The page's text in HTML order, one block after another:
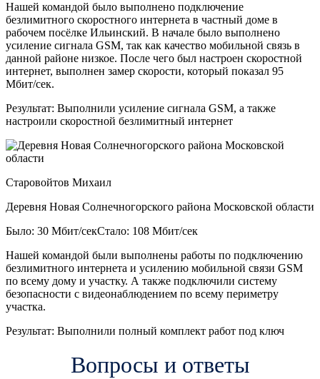
Нашей командой было выполнено подключение
безлимитного скоростного интернета в частный доме в
рабочем посёлке Ильинский. В начале было выполнено
усиление сигнала GSM, так как качество мобильной связь в
данной районе низкое. После чего был настроен скоростной
интернет, выполнен замер скорости, который показал 95
Мбит/сек.
Результат: Выполнили усиление сигнала GSM, а также
настроили скоростной безлимитный интернет
Старовойтов Михаил
Деревня Новая Солнечногорского района Московской области
Было: 30 Мбит/секСтало: 108 Мбит/сек
Нашей командой были выполнены работы по подключению
безлимитного интернета и усилению мобильной связи GSM
по всему дому и участку. А также подключили систему
безопасности с видеонаблюдением по всему периметру
участка.
Результат: Выполнили полный комплект работ под ключ
Вопросы и ответы